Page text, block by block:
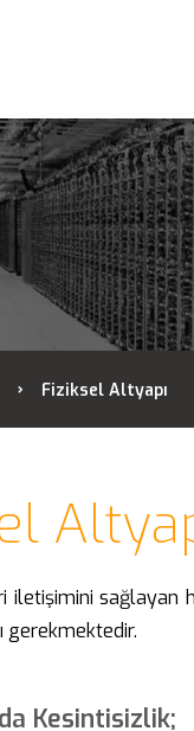
Fiziksel Altyapı
iletişimini sağlayan
gerekmektedir.
Kesintisizlik;